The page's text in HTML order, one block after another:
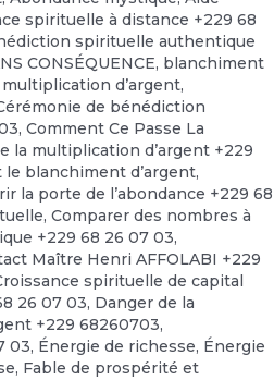
spirituelle à distance +229 68
spirituelle authentique
CONSÉQUENCE, blanchiment
d’argent,
de bénédiction
,Comment Ce Passe La
la multiplication d’argent +229
blanchiment d’argent,
la porte de l’abondance +229 68
,Comparer des nombres à
+229 68 26 07 03,
Maître Henri AFFOLABI +229
spirituelle de capital
26 07 03, Danger de la
+229 68260703,
03, Énergie de richesse, Énergie
, Fable de prospérité et